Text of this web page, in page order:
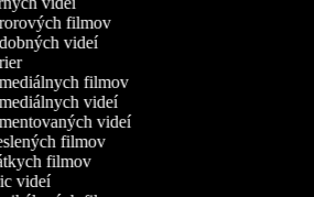
filmov
videí
filmov
videí
videí
filmov
filmov
videí